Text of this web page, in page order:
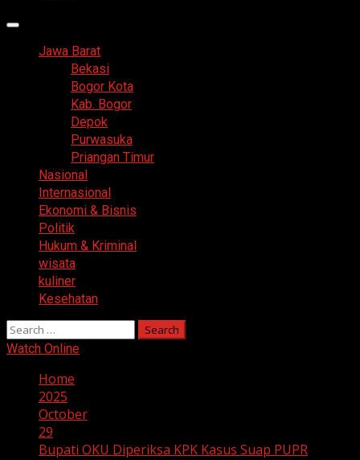
Primary
Jawa Barat
Bekasi
Bogor Kota
Kab. Bogor
Depok
Purwasuka
Priangan Timur
Nasional
Internasional
Ekonomi & Bisnis
Politik
Hukum & Kriminal
wisata
kuliner
Kesehatan
Search
for:
Watch Online
Home
2025
October
29
Bupati OKU Diperiksa KPK Kasus Suap PUPR